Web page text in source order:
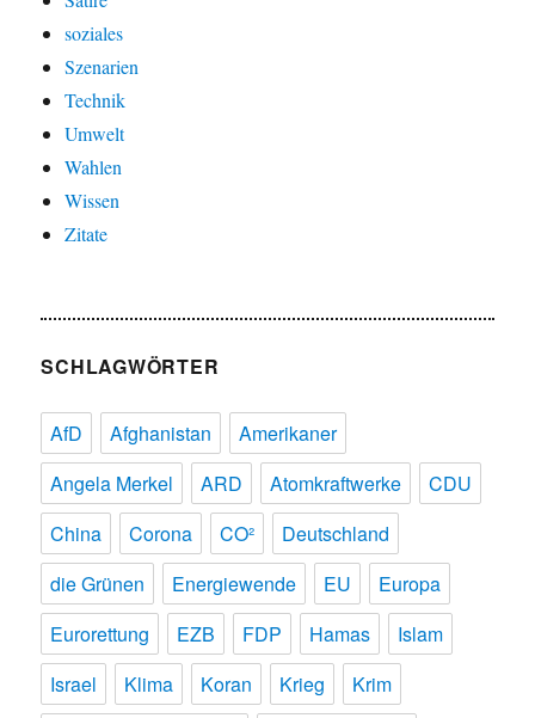
soziales
Szenarien
Technik
Umwelt
Wahlen
Wissen
Zitate
SCHLAGWÖRTER
AfD Afghanistan
Amerikaner
Angela Merkel
ARD Atomkraftwerke
CDU
China
Corona CO²
Deutschland
die Grünen
Energiewende EU
Europa
Eurorettung
EZB FDP Hamas
Islam
Israel
Klima Koran Krieg
Krim